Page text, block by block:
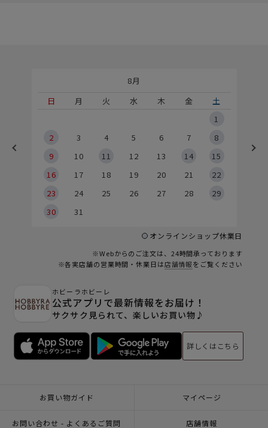
8月
日
月 火 水 木 金
土
1
2
3 4 5 6 7
8
9
10 11 12 13 14
15
16
17 18 19 20 21
22
23
24 25 26 27 28
29
30
31
オンラインショップ休業日
※Webからのご注文は、24時間承っております
※各実店舗の営業時間・休業日は店舗情報をご覧ください
ホビーラホビーレ
公式アプリで最新情報をお届け！
サクサク見られて、楽しいお買い物♪
詳しくはこちら
お買い物ガイド マイページ
お問い合わせ - よくあるご質問 店舗情報